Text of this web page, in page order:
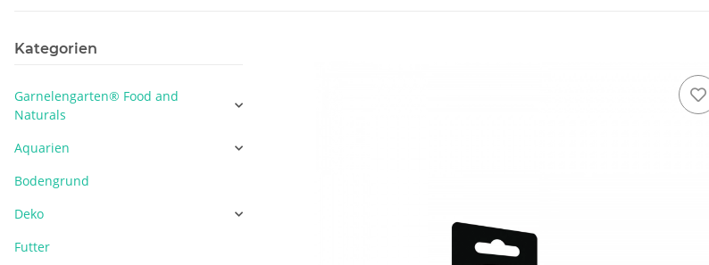
Kategorien
Garnelengarten® Food and
Naturals
Aquarien
Bodengrund
Deko
Futter